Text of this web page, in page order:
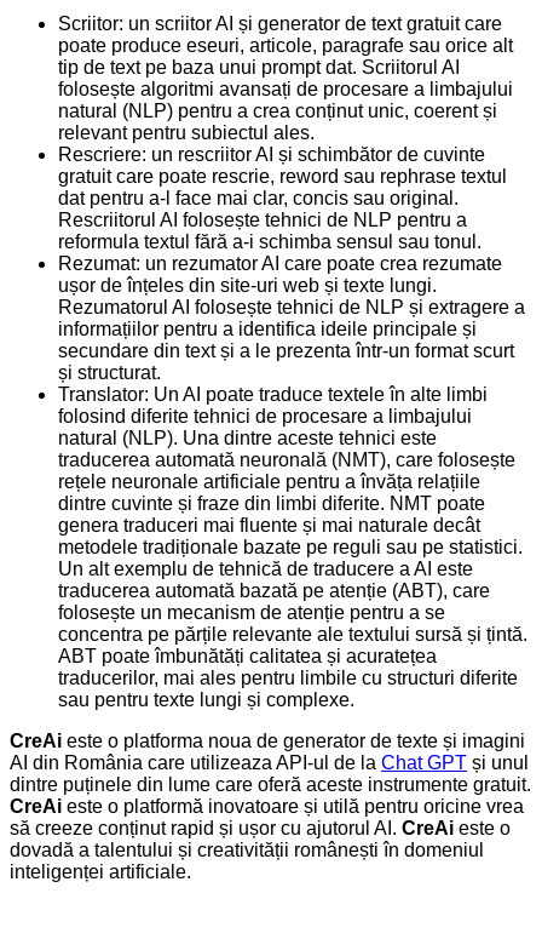
Scriitor: un scriitor AI și generator de text gratuit care
poate produce eseuri, articole, paragrafe sau orice alt
tip de text pe baza unui prompt dat. Scriitorul AI
folosește algoritmi avansați de procesare a limbajului
natural (NLP) pentru a crea conținut unic, coerent și
relevant pentru subiectul ales.
Rescriere: un rescriitor AI și schimbător de cuvinte
gratuit care poate rescrie, reword sau rephrase textul
dat pentru a-l face mai clar, concis sau original.
Rescriitorul AI folosește tehnici de NLP pentru a
reformula textul fără a-i schimba sensul sau tonul.
Rezumat: un rezumator AI care poate crea rezumate
ușor de înțeles din site-uri web și texte lungi.
Rezumatorul AI folosește tehnici de NLP și extragere a
informațiilor pentru a identifica ideile principale și
secundare din text și a le prezenta într-un format scurt
și structurat.
Translator: Un AI poate traduce textele în alte limbi
folosind diferite tehnici de procesare a limbajului
natural (NLP). Una dintre aceste tehnici este
traducerea automată neuronală (NMT), care folosește
rețele neuronale artificiale pentru a învăța relațiile
dintre cuvinte și fraze din limbi diferite. NMT poate
genera traduceri mai fluente și mai naturale decât
metodele tradiționale bazate pe reguli sau pe statistici.
Un alt exemplu de tehnică de traducere a AI este
traducerea automată bazată pe atenție (ABT), care
folosește un mecanism de atenție pentru a se
concentra pe părțile relevante ale textului sursă și țintă.
ABT poate îmbunătăți calitatea și acuratețea
traducerilor, mai ales pentru limbile cu structuri diferite
sau pentru texte lungi și complexe.
CreAi este o platforma noua de generator de texte și imagini
AI din România care utilizeaza API-ul de la Chat GPT și unul
dintre puținele din lume care oferă aceste instrumente gratuit.
CreAi este o platformă inovatoare și utilă pentru oricine vrea
să creeze conținut rapid și ușor cu ajutorul AI. CreAi este o
dovadă a talentului și creativității românești în domeniul
inteligenței artificiale.